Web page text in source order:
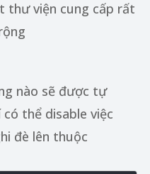
thư viện cung cấp rất
nào sẽ được tự
thể disable việc
đè lên thuộc